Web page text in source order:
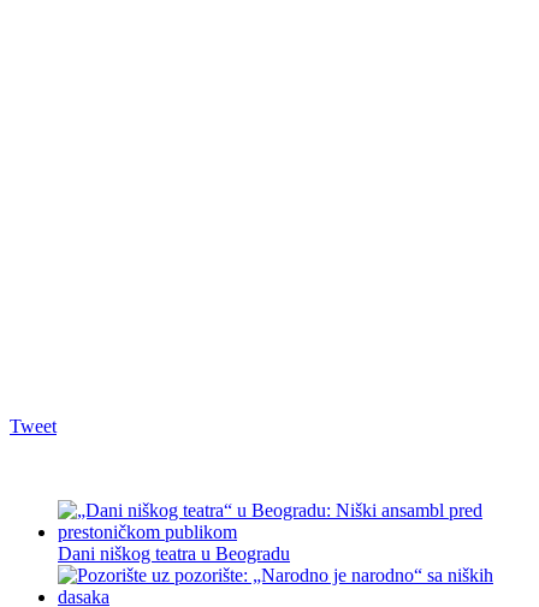
Tweet
Dani niškog teatra u Beogradu